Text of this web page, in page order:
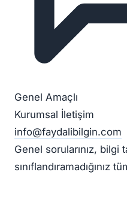
Genel Amaçlı
Kurumsal İletişim
info@faydalibilgin.com
Genel sorularınız, bilgi
sınıflandıramadığınız